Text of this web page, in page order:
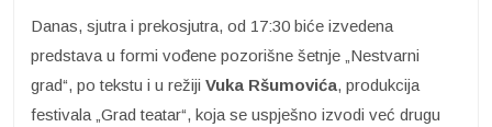
Danas, sjutra i prekosjutra, od 17:30 biće izvedena
predstava u formi vođene pozorišne šetnje „Nestvarni
grad“, po tekstu i u režiji Vuka Ršumovića, produkcija
festivala „Grad teatar“, koja se uspješno izvodi već drugu